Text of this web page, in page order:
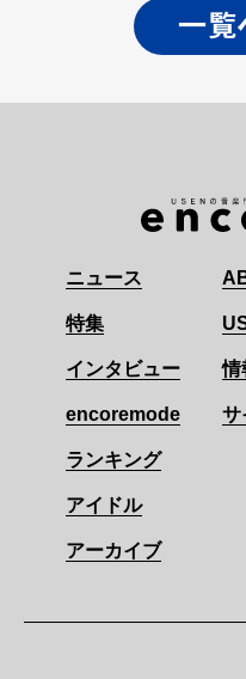
一覧
ニュース
特集
インタビュー
encoremode
ランキング
アイドル
アーカイブ
情
サ